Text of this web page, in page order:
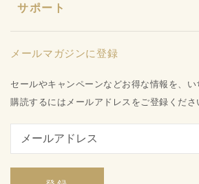
キャンペーン
カリカセラピ定期便のご利用ガイド
お知らせ
お問い合わせ
店舗型販売店様募集
品質保証への取り組み
サポート
特定商取引法に基づく表記
会社概要
ご利用ガイド
メールマガジンに登録
セールやキャンペーンなどお得な情報を、い
購読するにはメールアドレスをご登録くださ